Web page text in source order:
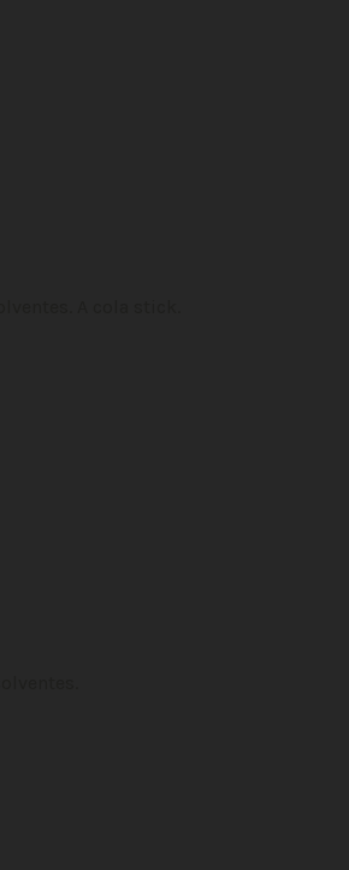
A cola stick.